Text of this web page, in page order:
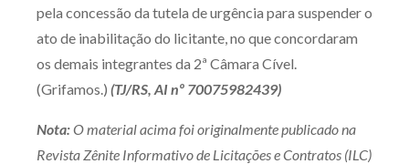
pela concessão da tutela de urgência para suspender o
ato de inabilitação do licitante, no que concordaram
os demais integrantes da 2ª Câmara Cível.
(Grifamos.) (TJ/RS, AI nº 70075982439)
Nota:O material acima foi originalmente publicado na
Revista Zênite Informativo de Licitações e Contratos (ILC)